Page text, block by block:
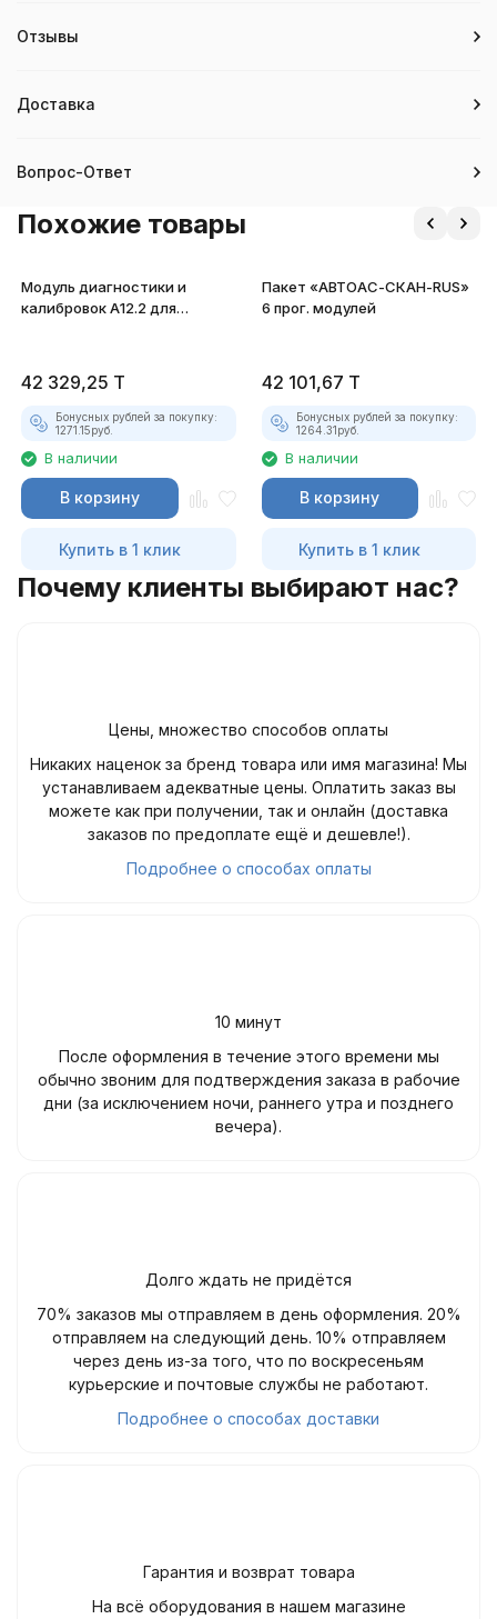
Отзывы
Доставка
Вопрос-Ответ
Похожие товары
Модуль диагностики и
калибровок А12.2 для
42 329,25 T
Бонусных рублей за покупку:
1271.15руб.
В наличии
В корзину
Купить в 1 клик
Пакет «АВТОАС-СКАН-RUS»
6 прог. модулей
42 101,67 T
Бонусных рублей за покупку:
1264.31руб.
В наличии
В корзину
Купить в 1 клик
Почему клиенты выбирают нас?
Цены, множество способов оплаты
Никаких наценок за бренд товара или имя магазина! Мы
устанавливаем адекватные цены. Оплатить заказ вы
можете как при получении, так и онлайн (доставка
заказов по предоплате ещё и дешевле!).
Подробнее о способах оплаты
10 минут
После оформления в течение этого времени мы
обычно звоним для подтверждения заказа в рабочие
дни (за исключением ночи, раннего утра и позднего
вечера).
Долго ждать не придётся
70% заказов мы отправляем в день оформления. 20%
отправляем на следующий день. 10% отправляем
через день из-за того, что по воскресеньям
курьерские и почтовые службы не работают.
Подробнее о способах доставки
Гарантия и возврат товара
На всё оборудования в нашем магазине